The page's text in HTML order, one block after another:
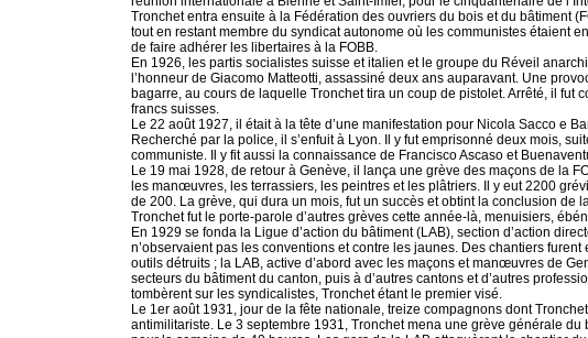
Tronchet entra ensuite à la Fédération des ouvriers du bois et du bâtiment
tout en restant membre du syndicat autonome où les communistes étaient
de faire adhérer les libertaires à la FOBB.
En 1926, les partis socialistes suisse et italien et le groupe du Réveil
l’honneur de Giacomo Matteotti, assassiné deux ans auparavant. Une
bagarre, au cours de laquelle Tronchet tira un coup de pistolet. Arrêté, il fut
francs suisses.
Le 22 août 1927, il était à la tête d’une manifestation pour Nicola Sacco e
Recherché par la police, il s’enfuit à Lyon. Il y fut emprisonné deux mois,
communiste. Il y fit aussi la connaissance de Francisco Ascaso et
Le 19 mai 1928, de retour à Genève, il lança une grève des maçons de la
les manœuvres, les terrassiers, les peintres et les plâtriers. Il y eut 2200
de 200. La grève, qui dura un mois, fut un succès et obtint la conclusion de
Tronchet fut le porte-parole d’autres grèves cette année-là, menuisiers,
En 1929 se fonda la Ligue d’action du bâtiment (LAB), section d’action
n’observaient pas les conventions et contre les jaunes. Des chantiers
outils détruits ; la LAB, active d’abord avec les maçons et manœuvres de
secteurs du bâtiment du canton, puis à d’autres cantons et d’autres
tombèrent sur les syndicalistes, Tronchet étant le premier visé.
Le 1er août 1931, jour de la fête nationale, treize compagnons dont
antimilitariste. Le 3 septembre 1931, Tronchet mena une grève générale